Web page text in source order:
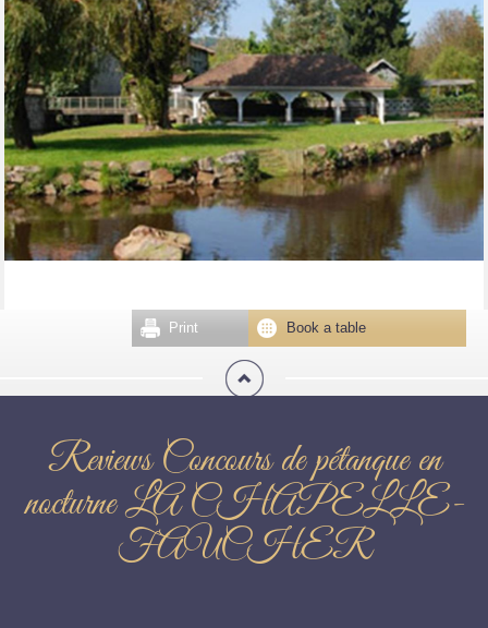
Book a table
Print
Reviews Concours de pétanque en
nocturne LA CHAPELLE-
FAUCHER